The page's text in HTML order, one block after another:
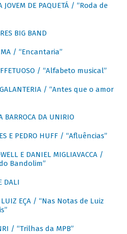
JOVEM DE PAQUETÁ / “Roda de
BIG BAND
/ “Encantaria”
/ “Alfabeto musical”
GALANTERIA / “Antes que o amor
BARROCA DA UNIRIO
E PEDRO HUFF / “Afluências”
E DANIEL MIGLIAVACCA /
Bandolim”
DALI
LUIZ EÇA / “Nas Notas de Luiz
/ “Trilhas da MPB”